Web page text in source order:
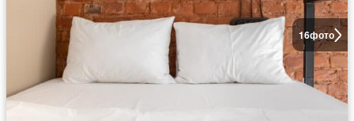
16фото